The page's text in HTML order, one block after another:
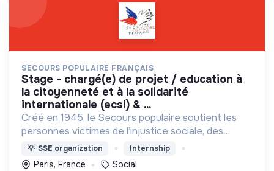
SECOURS POPULAIRE FRANÇAIS
stage - chargé(e) de projet / education à
la citoyenneté et à la solidarité
internationale (ecsi) & ...
Créé en 1945, le Secours populaire soutient les
personnes victimes de l’injustice sociale, des
calamités naturelles, de la misère, de la faim, du
sous-développement, des conflits armés.
💡 SSE organization Internship
Paris, France Social